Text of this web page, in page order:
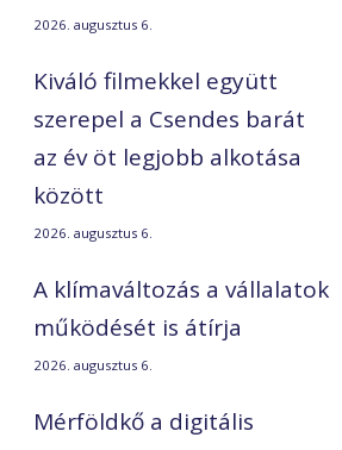
2026. augusztus 6.
Kiváló filmekkel együtt
szerepel a Csendes barát
az év öt legjobb alkotása
között
2026. augusztus 6.
A klímaváltozás a vállalatok
működését is átírja
2026. augusztus 6.
Mérföldkő a digitális